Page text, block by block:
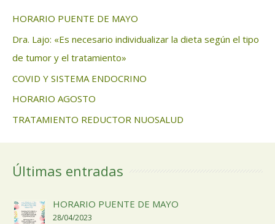
HORARIO PUENTE DE MAYO
Dra. Lajo: «Es necesario individualizar la dieta según el tipo
de tumor y el tratamiento»
COVID Y SISTEMA ENDOCRINO
HORARIO AGOSTO
TRATAMIENTO REDUCTOR NUOSALUD
Últimas entradas
HORARIO PUENTE DE MAYO
28/04/2023